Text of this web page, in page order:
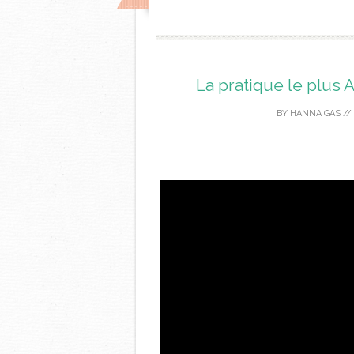
La pratique le plus
BY HANNA GAS//